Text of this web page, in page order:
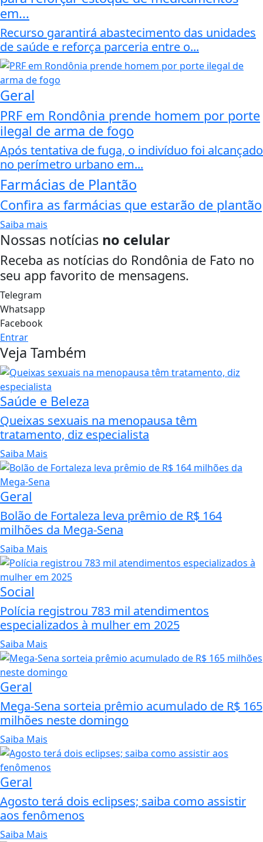
em...
Recurso garantirá abastecimento das unidades
de saúde e reforça parceria entre o...
Geral
PRF em Rondônia prende homem por porte
ilegal de arma de fogo
Após tentativa de fuga, o indivíduo foi alcançado
no perímetro urbano em...
Farmácias de Plantão
Confira as farmácias que estarão de plantão
Saiba mais
Nossas notícias no celular
Receba as notícias do Rondônia de Fato no
seu app favorito de mensagens.
Telegram
Whatsapp
Facebook
Entrar
Veja Também
Saúde e Beleza
Queixas sexuais na menopausa têm
tratamento, diz especialista
Saiba Mais
Geral
Bolão de Fortaleza leva prêmio de R$ 164
milhões da Mega-Sena
Saiba Mais
Social
Polícia registrou 783 mil atendimentos
especializados à mulher em 2025
Saiba Mais
Geral
Mega-Sena sorteia prêmio acumulado de R$ 165
milhões neste domingo
Saiba Mais
Geral
Agosto terá dois eclipses; saiba como assistir
aos fenômenos
Saiba Mais